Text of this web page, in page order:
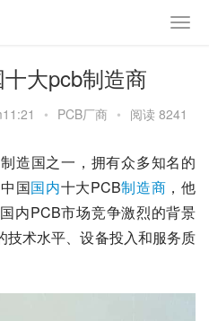
大pcb制造商
• PCB厂商 • 阅读 8241
造国之一，拥有众多知名的
国国内十大PCB制造商 ，他
内PCB市场竞争激烈的背景
技术水平、设备投入和服务质